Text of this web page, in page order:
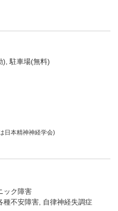
) 駐車場(無料)
日本精神神経学会)
ック障害
種不安障害, 自律神経失調症